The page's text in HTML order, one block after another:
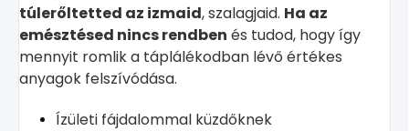
túlerőltetted az izmaid, szalagjaid. Ha az
emésztésed nincs rendben és tudod, hogy így
mennyit romlik a táplálékodban lévő értékes
anyagok felszívódása.
Ízületi fájdalommal küzdőknek